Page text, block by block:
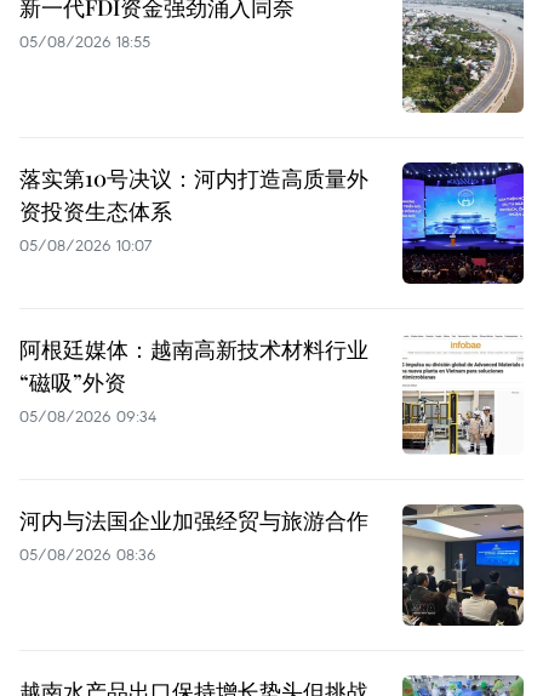
新一代FDI资金强劲涌入同奈
05/08/2026 18:55
落实第10号决议：河内打造高质量外
资投资生态体系
05/08/2026 10:07
阿根廷媒体：越南高新技术材料行业
“磁吸”外资
05/08/2026 09:34
河内与法国企业加强经贸与旅游合作
05/08/2026 08:36